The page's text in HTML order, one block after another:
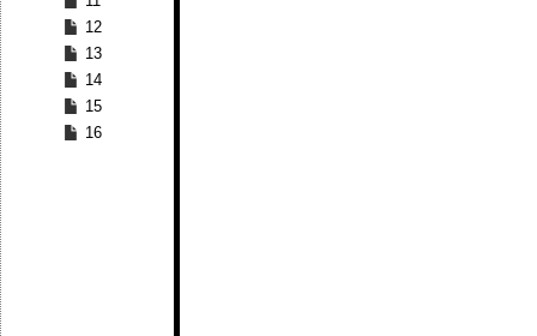
12
13
14
15
16